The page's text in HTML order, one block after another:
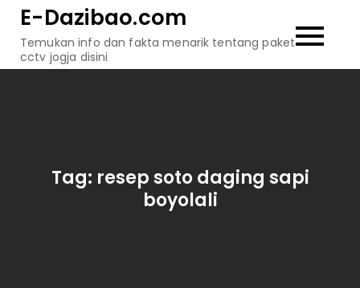
content
E-Dazibao.com
Temukan info dan fakta menarik tentang paket
cctv jogja disini
Tag: resep soto daging sapi
boyolali